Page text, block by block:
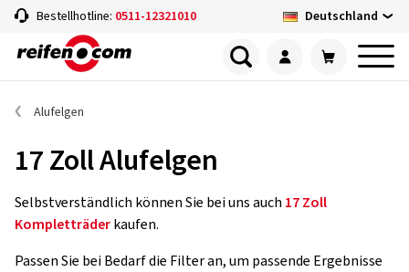
Bestellhotline: 0511-12321010 Deutschland
Alufelgen
17 Zoll Alufelgen
Selbstverständlich können Sie bei uns auch 17 Zoll
Kompletträderkaufen.
Passen Sie bei Bedarf die Filter an, um passende Ergebnisse